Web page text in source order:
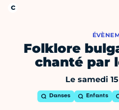
Folklore
chanté par
Le samedi
Danses Enfants